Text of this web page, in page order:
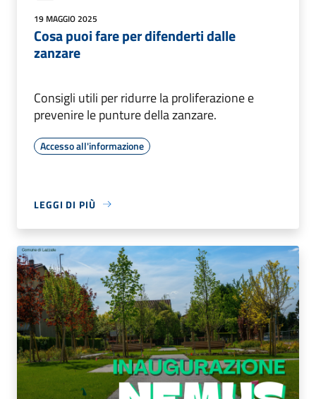
19 MAGGIO 2025
Cosa puoi fare per difenderti dalle
zanzare
Consigli utili per ridurre la proliferazione e
prevenire le punture della zanzare.
Accesso all'informazione
LEGGI DI PIÙ